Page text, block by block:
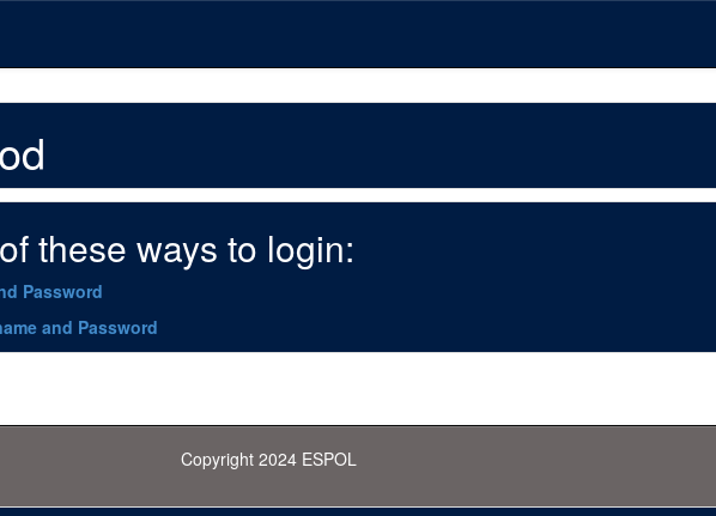
these ways to login:
Password
and Password
Copyright 2024 ESPOL